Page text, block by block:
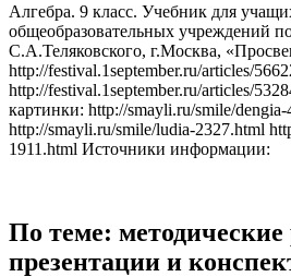
Алгебра. 9 класс. Учебник для
общеобразовательных учреждений
С.А.Теляковского, г.Москва,
http://festival.1september.ru/articles/
http://festival.1september.ru/articles/
картинки: http://smayli.ru/smile/dengia-
http://smayli.ru/smile/ludia-2327.html
1911.html Источники информации:
По теме: методические
презентации и